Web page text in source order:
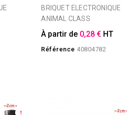
BRIQUET ELECTRONIQUE
ANIMAL CLASS
À partir de 0,28 € HT
Référence 40804782